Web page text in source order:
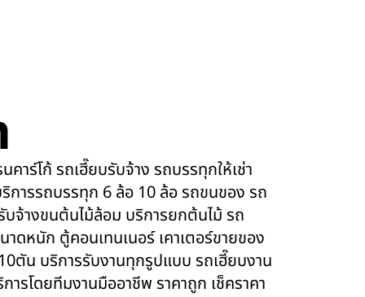
คาร์โก้ รถเฮี๊ยบรับจ้าง รถบรรทุกให้เช่า
การรถบรรทุก 6 ล้อ 10 ล้อ รถขนของ รถ
จ้างขนต้นไม้ล้อม บริการยกต้นไม้ รถ
หนัก ตู้คอนเทนเนอร์ เคาเตอร์ขายของ
ตัน บริการรับงานทุกรูปแบบ รถเฮี๊ยบงาน
ารโดยทีมงานมืออาชีพ ราคาถูก เช็คราคา